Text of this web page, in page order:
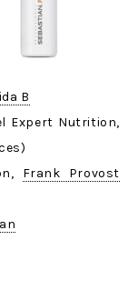
B
Expert Nutrition,
Frank Provost